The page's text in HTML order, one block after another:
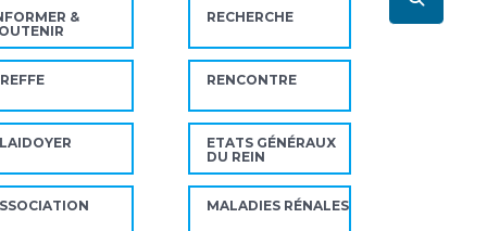
&
RECHERCHE
RENCONTRE
ETATS GÉNÉRAUX
DU REIN
MALADIES RÉNALES